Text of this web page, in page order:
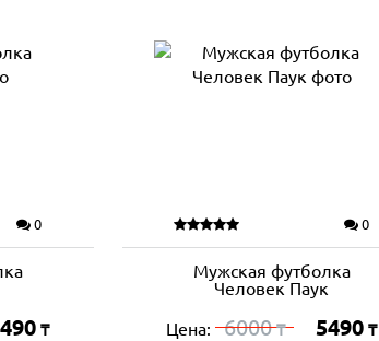
0
₸
0
Мужская футболка
Человек Паук
Цена: 6000₸ 5490 ₸